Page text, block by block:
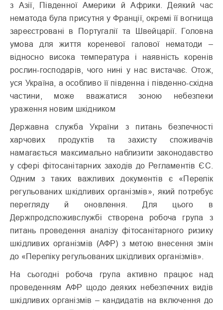
з Азії, Південної Америки й Африки. Деякий час
нематода була присутня у Франції, окремі її вогнища
зареєстровані в Португалії та Швейцарії. Головна
умова для життя кореневої галової нематоди –
відносно висока температура і наявність коренів
рослин-господарів, чого нині у нас вистачає. Отож,
уся Україна, а особливо її південна і південно-східна
частини, може вважатися зоною небезпеки
ураження новим шкідником
Державна служба України з питань безпечності
харчових продуктів та захисту споживачів
намагається максимально наблизити законодавство
у сфері фітосанітарних заходів до Регламентів ЄС.
Одним з таких важливих документів є «Перелік
регульованих шкідливих організмів», який потребує
перегляду й оновлення. Для цього в
Держпродспоживслужбі створена робоча група з
питань проведення аналізу фітосанітарного ризику
шкідливих організмів (АФР) з метою внесення змін
до «Переліку регульованих шкідливих організмів».
На сьогодні робоча група активно працює над
проведенням АФР щодо деяких небезпечних видів
шкідливих організмів – кандидатів на включення до